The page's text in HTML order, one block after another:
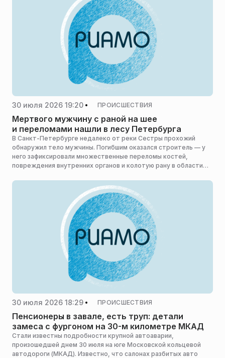
30 июля 2026 19:20 ПРОИСШЕСТВИЯ
Мертвого мужчину с раной на шее
и переломами нашли в лесу Петербурга
В Санкт-Петербурге недалеко от реки Сестры прохожий
обнаружил тело мужчины. Погибшим оказался строитель — у
него зафиксировали множественные переломы костей,
повреждения внутренних органов и колотую рану в области
30 июля 2026 18:29 ПРОИСШЕСТВИЯ
Пенсионеры в завале, есть труп: детали
замеса с фургоном на 30-м километре МКАД
Стали известны подробности крупной автоаварии,
произошедшей днем 30 июля на юге Московской кольцевой
автодороги (МКАД). Известно, что салонах разбитых авто